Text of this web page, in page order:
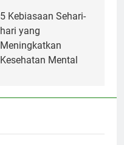
5 Kebiasaan Sehari-
hari yang
Meningkatkan
Kesehatan Mental